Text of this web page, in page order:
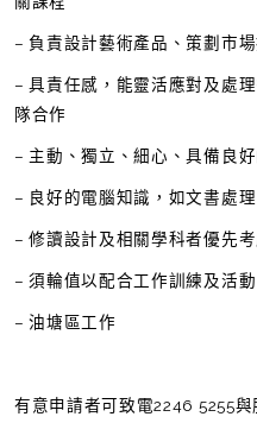
– 負責設計藝術產品、策劃市
– 具責任感，能靈活應對及處
隊合作
– 主動、獨立、細心、具備良
– 良好的電腦知識，如文書處
– 修讀設計及相關學科者優先
– 須輪值以配合工作訓練及活動
– 油塘區工作
有意申請者可致電2246 5255